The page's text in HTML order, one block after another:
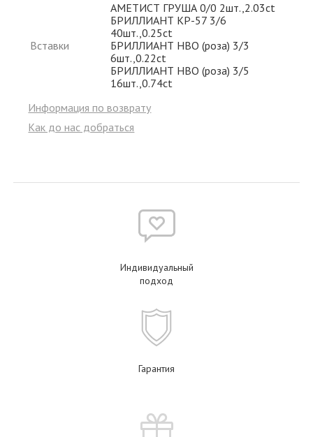
Вставки
АМЕТИСТ ГРУША 0/0 2шт.,2.03ct
БРИЛЛИАНТ КР-57 3/6
40шт.,0.25ct
БРИЛЛИАНТ НВО (роза) 3/3
6шт.,0.22ct
БРИЛЛИАНТ НВО (роза) 3/5
16шт.,0.74ct
Информация по возврату
Как до нас добраться
Индивидуальный
подход
Гарантия